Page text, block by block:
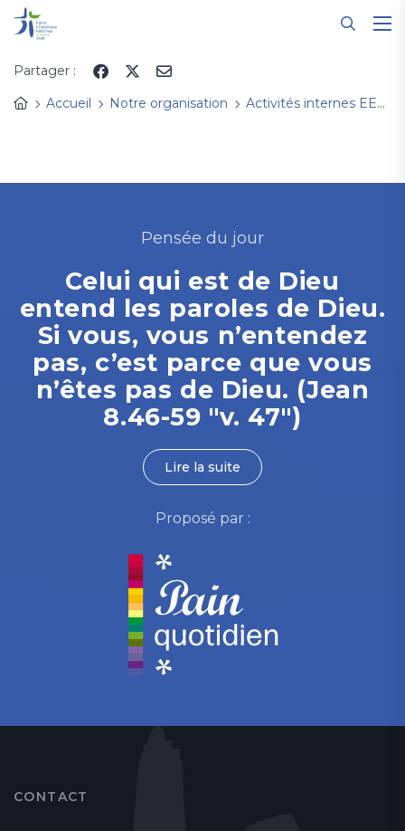
Partager :
Accueil
Notre organisation Activités internes EERV
Pensée du jour
Celui qui est de Dieu
entend les paroles de Dieu.
Si vous, vous n’entendez
pas, c’est parce que vous
n’êtes pas de Dieu. (Jean
8.46-59 "v. 47")
Lire la suite
Proposé par :
CONTACT
Panneau de gestion des cookies